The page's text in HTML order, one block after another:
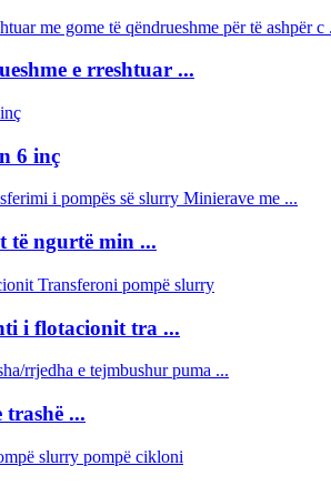
e rreshtuar ...
6 inç
ngurtë min ...
i flotacionit tra ...
...